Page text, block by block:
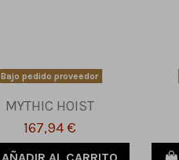
Bajo pedido proveedor
MYTHIC HOIST
167,94 €